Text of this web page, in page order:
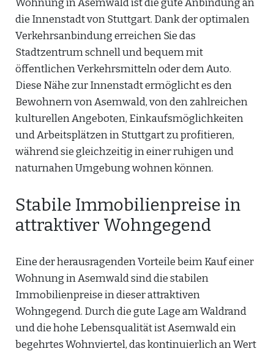
Wohnung in Asemwald ist die gute Anbindung an
die Innenstadt von Stuttgart. Dank der optimalen
Verkehrsanbindung erreichen Sie das
Stadtzentrum schnell und bequem mit
öffentlichen Verkehrsmitteln oder dem Auto.
Diese Nähe zur Innenstadt ermöglicht es den
Bewohnern von Asemwald, von den zahlreichen
kulturellen Angeboten, Einkaufsmöglichkeiten
und Arbeitsplätzen in Stuttgart zu profitieren,
während sie gleichzeitig in einer ruhigen und
naturnahen Umgebung wohnen können.
Stabile Immobilienpreise in
attraktiver Wohngegend
Eine der herausragenden Vorteile beim Kauf einer
Wohnung in Asemwald sind die stabilen
Immobilienpreise in dieser attraktiven
Wohngegend. Durch die gute Lage am Waldrand
und die hohe Lebensqualität ist Asemwald ein
begehrtes Wohnviertel, das kontinuierlich an Wert